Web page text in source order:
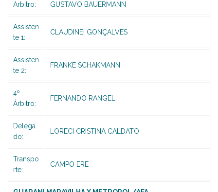
Arbitro: GUSTAVO BAUERMANN
Assisten
te 1:
CLAUDINEI GONÇALVES
Assisten
te 2:
FRANKE SCHAKMANN
4º
Árbitro:
FERNANDO RANGEL
Delega
do:
LORECI CRISTINA CALDATO
Transpo
rte:
CAMPO ERE